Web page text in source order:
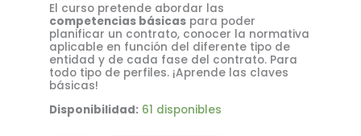
El curso pretende abordar las
competencias básicas para poder
planificar un contrato, conocer la normativa
aplicable en función del diferente tipo de
entidad y de cada fase del contrato. Para
todo tipo de perfiles. ¡Aprende las claves
básicas!
Disponibilidad: 61 disponibles